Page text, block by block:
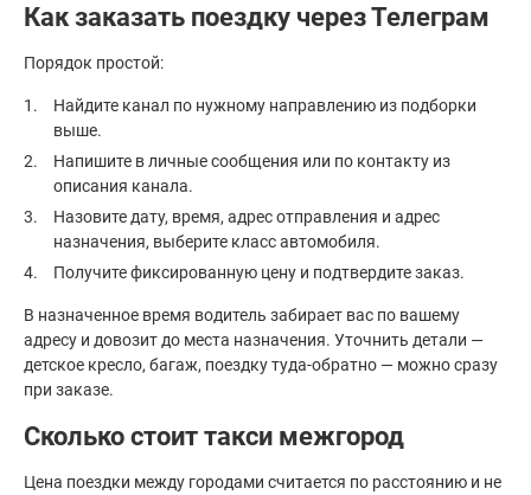
Как заказать поездку через Телеграм
Порядок простой:
Найдите канал по нужному направлению из подборки
выше.
Напишите в личные сообщения или по контакту из
описания канала.
Назовите дату, время, адрес отправления и адрес
назначения, выберите класс автомобиля.
Получите фиксированную цену и подтвердите заказ.
В назначенное время водитель забирает вас по вашему
адресу и довозит до места назначения. Уточнить детали —
детское кресло, багаж, поездку туда-обратно — можно сразу
при заказе.
Сколько стоит такси межгород
Цена поездки между городами считается по расстоянию и не